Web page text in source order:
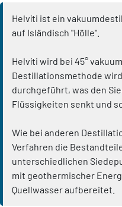
Helvíti ist ein
auf Isländisch "Hölle".
Helvíti wird bei 45°
Destillationsmethode
durchgeführt, was den
Flüssigkeiten senkt und
Wie bei anderen
Verfahren die
unterschiedlichen
mit geothermischer
Quellwasser aufbereitet.